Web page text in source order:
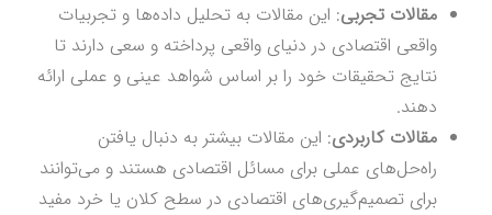
مقالات تجربی: این مقالات به تحلیل داده‌ها و تجربیات
واقعی اقتصادی در دنیای واقعی پرداخته و سعی دارند تا
نتایج تحقیقات خود را بر اساس شواهد عینی و عملی ارائه
دهند.
مقالات کاربردی: این مقالات بیشتر به دنبال یافتن
راه‌حل‌های عملی برای مسائل اقتصادی هستند و می‌توانند
برای تصمیم‌گیری‌های اقتصادی در سطح کلان یا خرد مفید